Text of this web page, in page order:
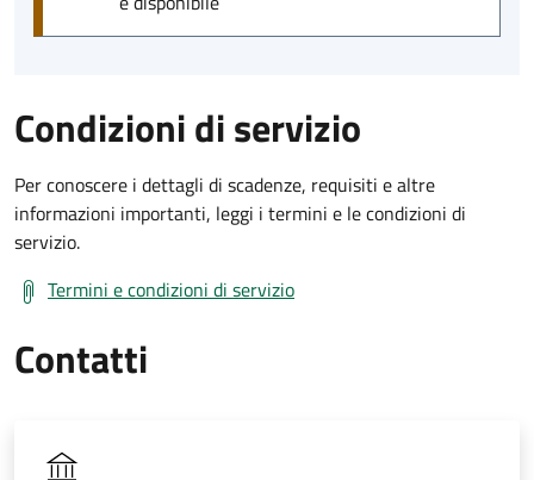
Condizioni di servizio
Per conoscere i dettagli di scadenze, requisiti e altre
informazioni importanti, leggi i termini e le condizioni di
servizio.
Termini e condizioni di servizio
Contatti